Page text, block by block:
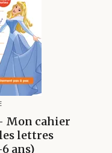
Mon cahier
lettres
ans)